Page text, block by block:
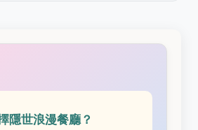
隱世浪漫餐廳？